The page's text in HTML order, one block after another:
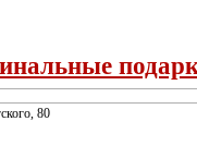
80